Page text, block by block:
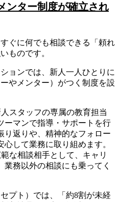
ンター制度が確立され
ぐに何でも相談できる「頼れ
ものです。
ョンでは、新人一人ひとりに
やメンター）がつく制度を設
スタッフの専属の教育担当
ーマンで指導・サポートを行
り返りや、精神的なフォロー
心して業務に取り組めます。
な相談相手として、キャリ
業務以外の相談にも乗ってく
プト）では、「約8割が未経